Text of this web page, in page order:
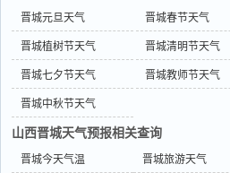
晋城元旦天气 晋城春节天气
晋城植树节天气 晋城清明节天气
晋城七夕节天气 晋城教师节天气
晋城中秋节天气
山西晋城天气预报相关查询
晋城今天气温 晋城旅游天气